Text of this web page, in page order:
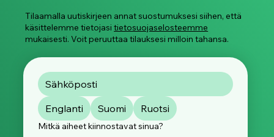
Tilaamalla uutiskirjeen annat suostumuksesi siihen, että
käsittelemme tietojasitietosuojaselosteemme
mukaisesti. Voit peruuttaa tilauksesi milloin tahansa.
Englanti Suomi Ruotsi
Mitkä aiheet kiinnostavat sinua?